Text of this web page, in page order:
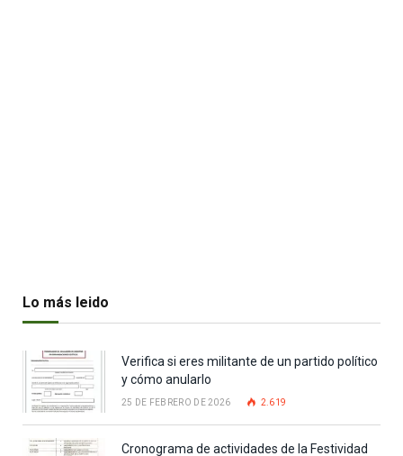
Lo más leido
Verifica si eres militante de un partido político
y cómo anularlo
25 DE FEBRERO DE 2026 2.619
Cronograma de actividades de la Festividad